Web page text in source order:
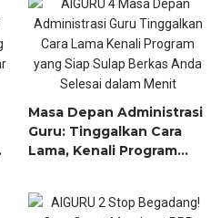
Masa Depan Administrasi
Guru: Tinggalkan Cara
Lama, Kenali Program
Anda Selesai dalam Menit